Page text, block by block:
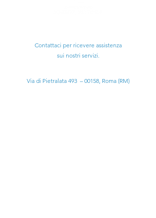
Contattaci per ricevere assistenza
sui nostri servizi.
Via di Pietralata 493 – 00158, Roma (RM)